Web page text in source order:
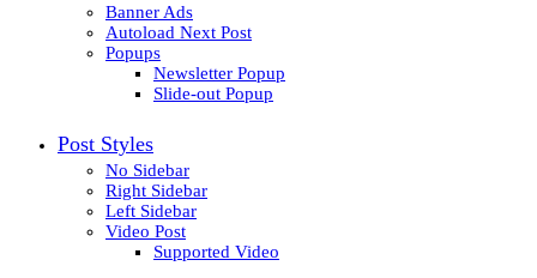
Banner Ads
Autoload Next Post
Popups
Newsletter Popup
Slide-out Popup
Post Styles
No Sidebar
Right Sidebar
Left Sidebar
Video Post
Supported Video